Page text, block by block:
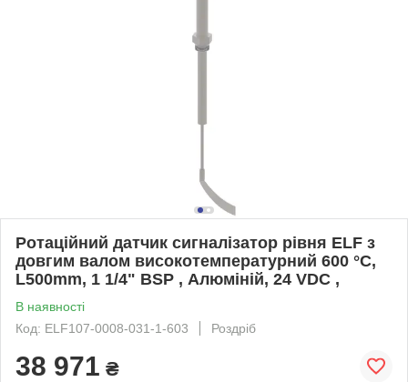
Ротаційний датчик сигналізатор рівня ELF з
довгим валом високотемпературний 600 °C,
L500mm, 1 1/4" BSP , Алюміній, 24 VDC ,
В наявності
Код: ELF107-0008-031-1-603
Роздріб
38 971 ₴